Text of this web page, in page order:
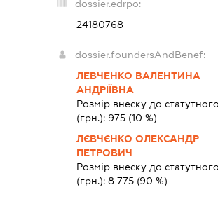
dossier.edrpo:
24180768
dossier.foundersAndBenef:
ЛЕВЧЕНКО ВАЛЕНТИНА
АНДРІЇВНА
Розмір внеску до
(грн.): 975 (10 %)
ЛЄВЧЄНКО ОЛЕКСАНДР
ПЕТРОВИЧ
Розмір внеску до
(грн.): 8 775 (90 %)